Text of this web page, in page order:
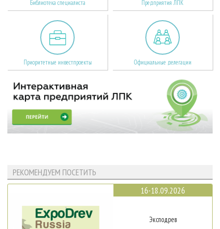
Библиотека специалиста Предприятия ЛПК
Приоритетные инвестпроекты Официальные делегации
РЕКОМЕНДУЕМ ПОСЕТИТЬ
16-18.09.2026
Эксподрев